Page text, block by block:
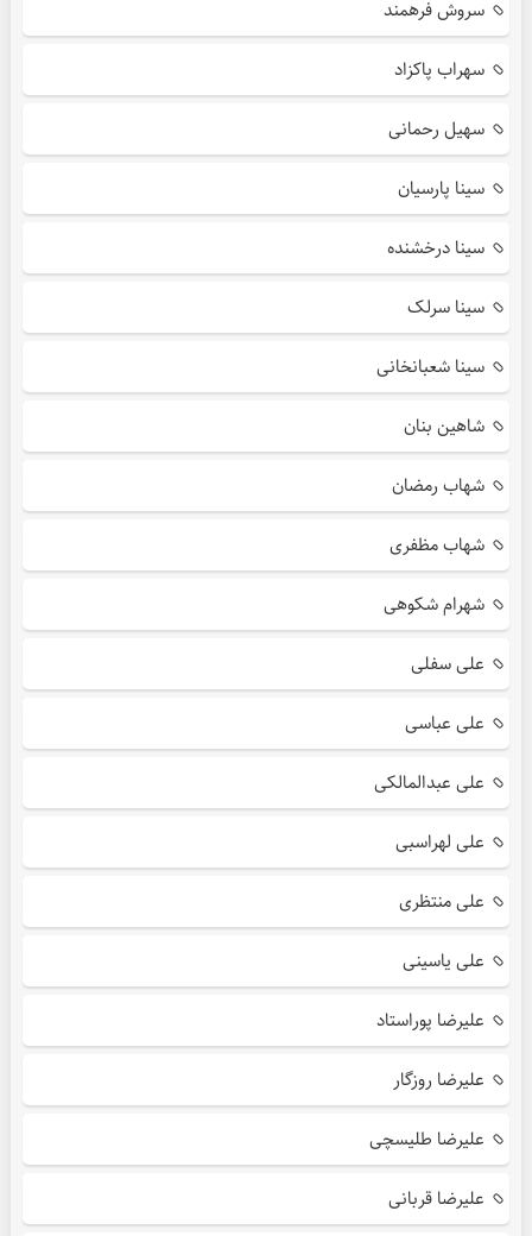
سروش فرهمند
سهراب پاکزاد
سهیل رحمانی
سینا پارسیان
سینا درخشنده
سینا سرلک
سینا شعبانخانی
شاهین بنان
شهاب رمضان
شهاب مظفری
شهرام شکوهی
علی سفلی
علی عباسی
علی عبدالمالکی
علی لهراسبی
علی منتظری
علی یاسینی
علیرضا پوراستاد
علیرضا روزگار
علیرضا طلیسچی
علیرضا قربانی